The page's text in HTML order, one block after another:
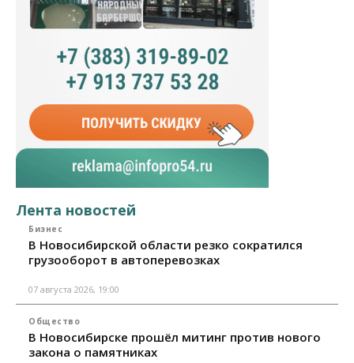
Лента новостей
Бизнес
В Новосибирской области резко сократился
грузооборот в автоперевозках
07 августа 2026, 19:00
Общество
В Новосибирске прошёл митинг против нового
закона о памятниках